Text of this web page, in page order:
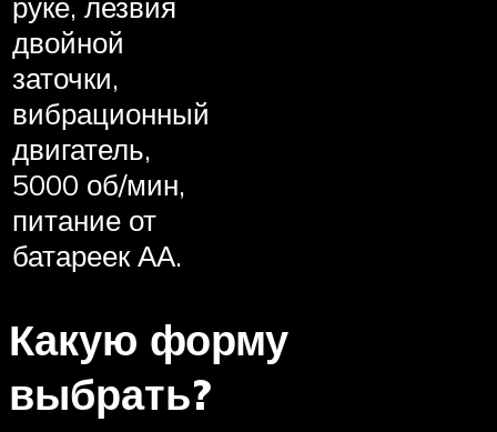
двойной
заточки,
вибрационный
двигатель,
5000 об/мин,
питание от
батареек АА.
Какую форму
выбрать?